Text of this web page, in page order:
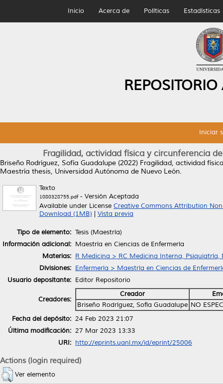
Inicio Acerca de Políticas Estadísticas
Iniciar
Fragilidad, actividad física y circunferencia
Briseño Rodríguez, Sofía Guadalupe (2022) Fragilidad, actividad
Maestría thesis, Universidad Autónoma de Nuevo León.
Texto
1080328755.pdf- Versión Aceptada
Available under License Creative Commons Attribution
Download (1MB)
Vista previa
Tipo de elemento: Tesis (Maestría)
Información adicional: Maestría en Ciencias de Enfermería
Materias: R Medicina > RC Medicina Interna, Psiquiatría,
Divisiones: Enfermería > Maestría en Ciencias de
Usuario depositante: Editor Repositorio
Creadores:
Creador
Briseño Rodríguez, Sofía Guadalupe NO
Fecha del depósito: 24 Feb 2023 21:07
Última modificación: 27 Mar 2023 13:33
URI: http://eprints.uanl.mx/id/eprint/25006
Actions (login required)
Ver elemento